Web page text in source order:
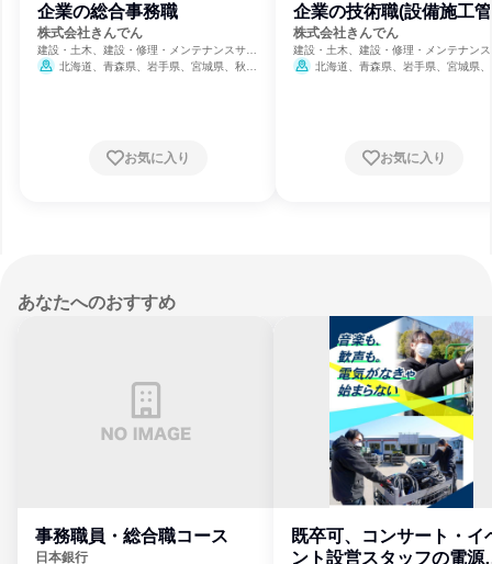
企業の総合事務職
株式会社きんでん
建設・土木、建設・修理・メンテナンスサー
ビス、電力・ガス・水道・エネルギー
北海道、青森県、岩手県、宮城県、秋田
賀県、京都府、大阪府、兵庫県、奈良県、和
歌山県、鳥取県、岡山県、広島県、山口県、
お気に入り
企業の技術職(設備施工管
理)
株式会社きんでん
建設・土木、建設・修理・メンテナン
ビス、電力・ガス・水道・エネルギー
北海道、青森県、岩手県、宮城県
賀県、京都府、大阪府、兵庫県、奈良
歌山県、鳥取県、岡山県、広島県、山
お気に入り
あなたへのおすすめ
事務職員・総合職コース
日本銀行
既卒可、コンサート・イ
ント設営スタッフの電源